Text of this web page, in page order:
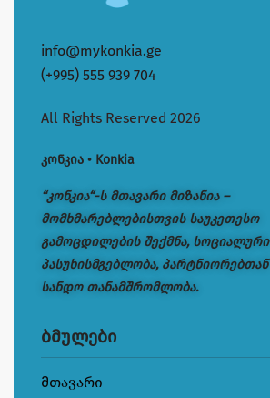
info@mykonkia.ge
(+995) 555 939 704
All Rights Reserved 2026
კონკია • Konkia
“კონკია“-ს მთავარი მიზანია –
მომხმარებლებისთვის საუკეთესო
გამოცდილების შექმნა, სოციალური
პასუხისმგებლობა, პარტნიორებთან
სანდო თანამშრომლობა.
ბმულები
მთავარი